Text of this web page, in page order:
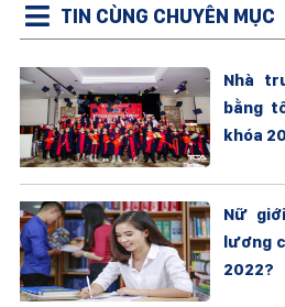
TIN CÙNG CHUYÊN MỤC
Nhà
bằng
khóa
Nữ
lương
2022?